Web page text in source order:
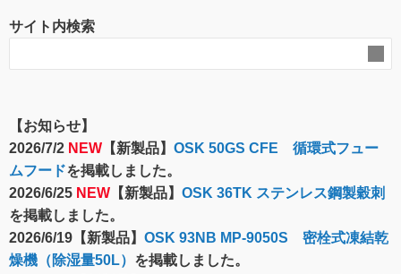
サイト内検索
【お知らせ】
2026/7/2 NEW 【新製品】 OSK 50GS CFE 循環式フュー
ムフードを掲載しました。
2026/6/25 NEW 【新製品】 OSK 36TK ステンレス鋼製穀刺
を掲載しました。
2026/6/19【新製品】 OSK 93NB MP-9050S 密栓式凍結乾
燥機（除湿量50L） を掲載しました。